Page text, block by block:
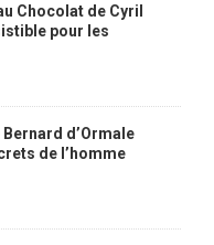
Chocolat de Cyril
pour les
d’Ormale
de l’homme